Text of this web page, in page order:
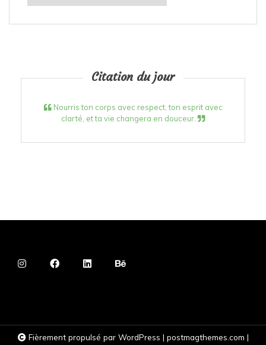
Citation du jour
Nourris ton corps avec respect, ton esprit avec
clarté, et ta vie changera en douceur.
Fièrement propulsé par WordPress | postmagthemes.com |